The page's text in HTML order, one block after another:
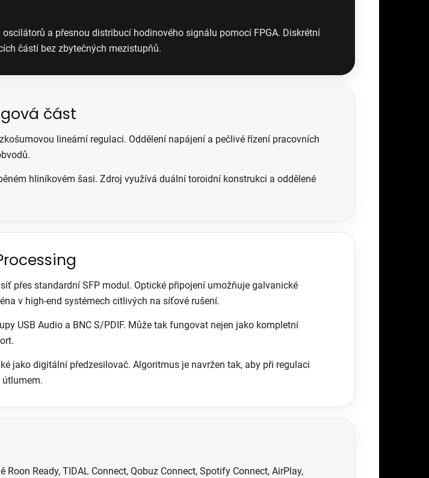
a přesnou distribucí hodinového signálu pomocí FPGA. Diskrétní
částí bez zbytečných mezistupňů.
část
lineární regulaci. Oddělení napájení a pečlivé řízení pracovních
hliníkovém šasi. Zdroj využívá duální toroidní konstrukci a oddělené
přes standardní SFP modul. Optické připojení umožňuje galvanické
v high-end systémech citlivých na síťové rušení.
USB Audio a BNC S/PDIF. Může tak fungovat nejen jako kompletní
jako digitální předzesilovač. Algoritmus je navržen tak, aby při regulaci
Ready, TIDAL Connect, Qobuz Connect, Spotify Connect, AirPlay,